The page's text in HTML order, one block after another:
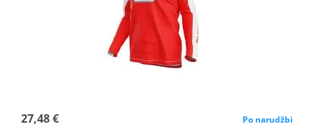
27,48 € Po narudžbi